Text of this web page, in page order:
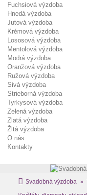
Fuchsiová výzdoba
Hnedá výzdoba
Jutová výzdoba
Krémová výzdoba
Lososová výzdoba
Mentolová výzdoba
Modrá výzdoba
Oranžová výzdoba
Ružová výzdoba
Sivá výzdoba
Strieborná výzdoba
Tyrkysová výzdoba
Zelená výzdoba
Zlatá výzdoba
Žltá výzdoba
O nás
Kontakty
Svadobná výzdoba »